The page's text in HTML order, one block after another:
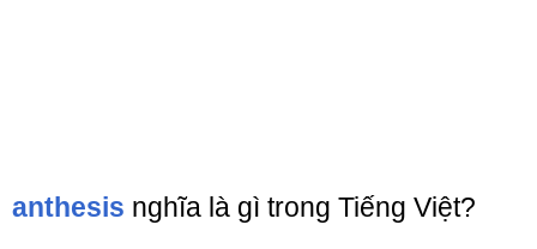
anthesis nghĩa là gì trong Tiếng Việt?